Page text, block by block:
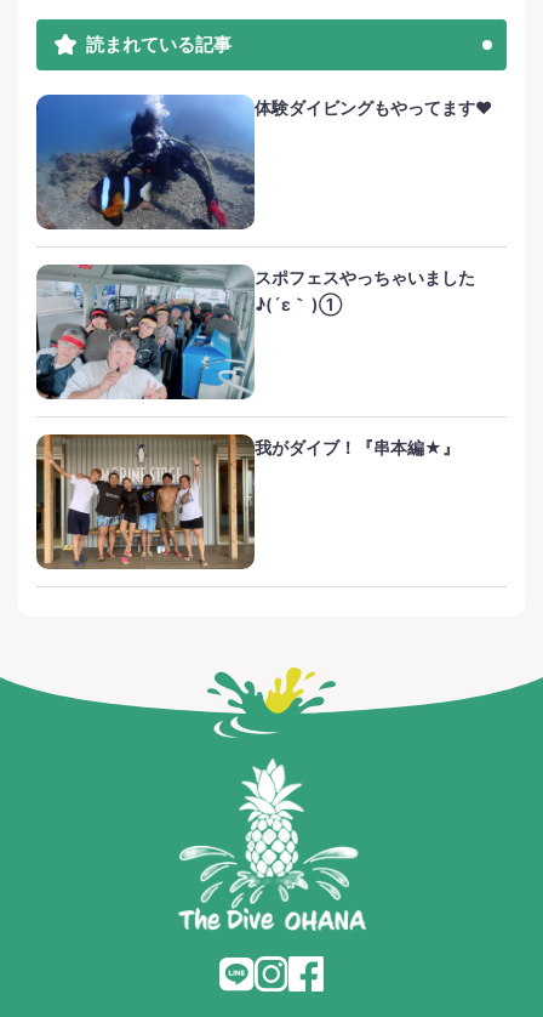
読まれている記事
体験ダイビングもやってます❤️
スポフェスやっちゃいました
♪(´ε｀ )①
我がダイブ！『串本編★』